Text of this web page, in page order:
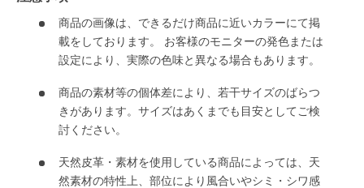
商品の画像は、できるだけ商品に近いカラーにて掲
載をしております。 お客様のモニターの発色または
設定により、実際の色味と異なる場合もあります。
商品の素材等の個体差により、若干サイズのばらつ
きがあります。サイズはあくまでも目安としてご検
討ください。
天然皮革・素材を使用している商品によっては、天
然素材の特性上、部位により風合いやシミ・シワ感